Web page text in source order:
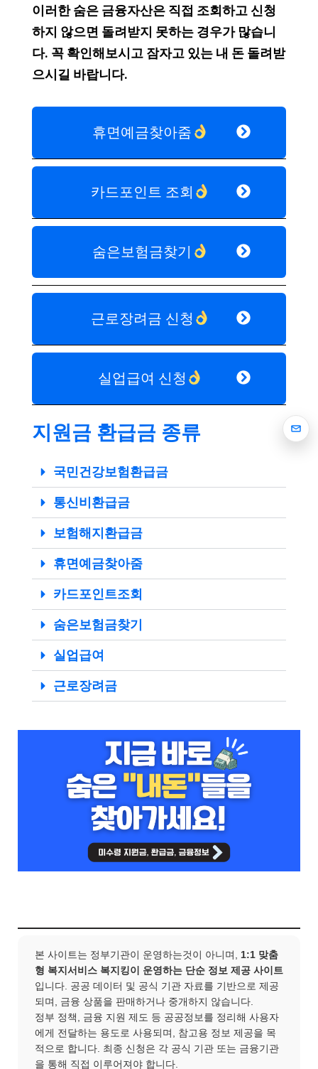
이러한 숨은 금융자산은 직접 조회하고 신청
하지 않으면 돌려받지 못하는 경우가 많습니
다. 꼭 확인해보시고 잠자고 있는 내 돈 돌려받
으시길 바랍니다.
휴면예금찾아줌
카드포인트 조회
숨은보험금찾기
근로장려금 신청
실업급여 신청
지원금 환급금 종류
국민건강보험환급금
통신비환급금
보험해지환급금
휴면예금찾아줌
카드포인트조회
숨은보험금찾기
실업급여
근로장려금
본 사이트는 정부기관이 운영하는것이 아니며,
1:1 맞춤
형 복지서비스 복지킹이 운영하는 단순 정보 제공 사이트
입니다. 공공 데이터 및 공식 기관 자료를 기반으로 제공
되며, 금융 상품을 판매하거나 중개하지 않습니다.
정부 정책, 금융 지원 제도 등 공공정보를 정리해 사용자
에게 전달하는 용도로 사용되며, 참고용 정보 제공을 목
적으로 합니다. 최종 신청은 각 공식 기관 또는 금융기관
을 통해 직접 이루어져야 합니다.